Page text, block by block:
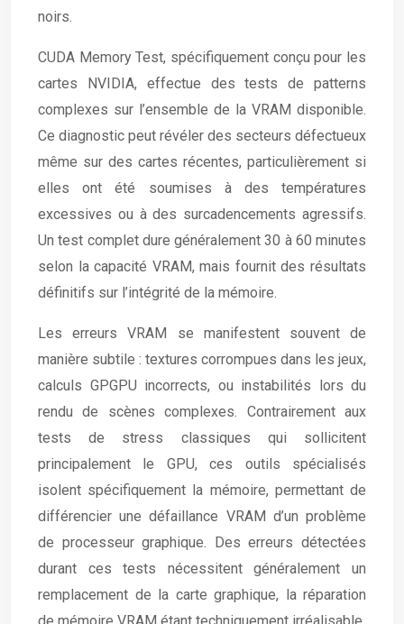
noirs.
CUDA Memory Test, spécifiquement conçu pour les
cartes NVIDIA, effectue des tests de patterns
complexes sur l’ensemble de la VRAM disponible.
Ce diagnostic peut révéler des secteurs défectueux
même sur des cartes récentes, particulièrement si
elles ont été soumises à des températures
excessives ou à des surcadencements agressifs.
Un test complet dure généralement 30 à 60 minutes
selon la capacité VRAM, mais fournit des résultats
définitifs sur l’intégrité de la mémoire.
Les erreurs VRAM se manifestent souvent de
manière subtile : textures corrompues dans les jeux,
calculs GPGPU incorrects, ou instabilités lors du
rendu de scènes complexes. Contrairement aux
tests de stress classiques qui sollicitent
principalement le GPU, ces outils spécialisés
isolent spécifiquement la mémoire, permettant de
différencier une défaillance VRAM d’un problème
de processeur graphique. Des erreurs détectées
durant ces tests nécessitent généralement un
remplacement de la carte graphique, la réparation